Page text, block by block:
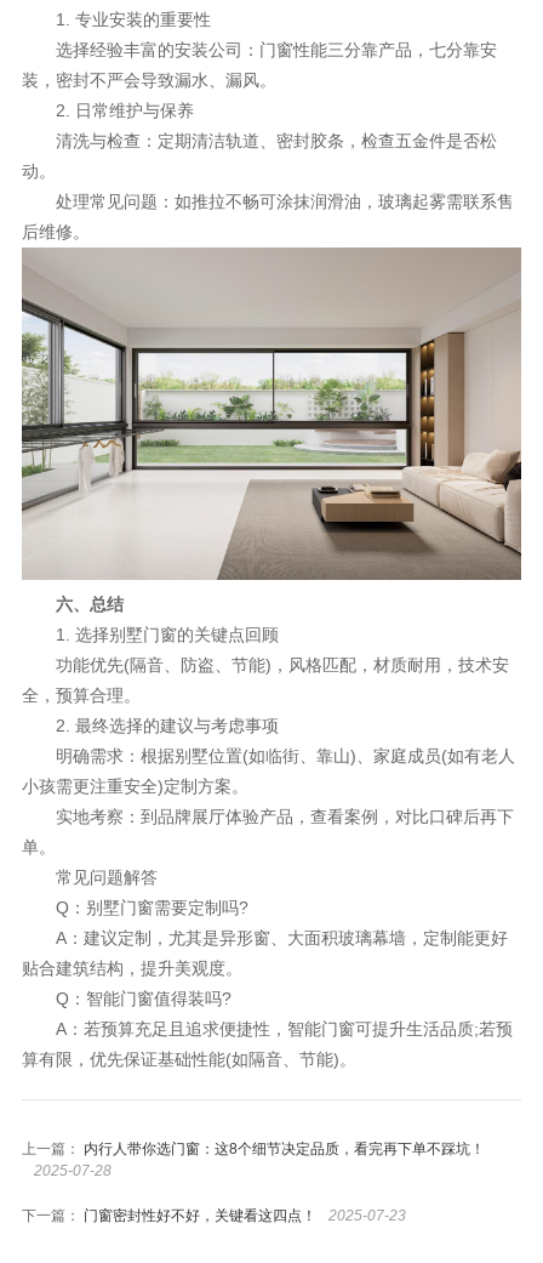
1. 专业安装的重要性
选择经验丰富的安装公司：门窗性能三分靠产品，七分靠安
装，密封不严会导致漏水、漏风。
2. 日常维护与保养
清洗与检查：定期清洁轨道、密封胶条，检查五金件是否松
动。
处理常见问题：如推拉不畅可涂抹润滑油，玻璃起雾需联系售
后维修。
六、总结
1. 选择别墅门窗的关键点回顾
功能优先(隔音、防盗、节能)，风格匹配，材质耐用，技术安
全，预算合理。
2. 最终选择的建议与考虑事项
明确需求：根据别墅位置(如临街、靠山)、家庭成员(如有老人
小孩需更注重安全)定制方案。
实地考察：到品牌展厅体验产品，查看案例，对比口碑后再下
单。
常见问题解答
Q：别墅门窗需要定制吗?
A：建议定制，尤其是异形窗、大面积玻璃幕墙，定制能更好
贴合建筑结构，提升美观度。
Q：智能门窗值得装吗?
A：若预算充足且追求便捷性，智能门窗可提升生活品质;若预
算有限，优先保证基础性能(如隔音、节能)。
上一篇： 内行人带你选门窗：这8个细节决定品质，看完再下单不踩坑！
2025-07-28
下一篇： 门窗密封性好不好，关键看这四点！ 2025-07-23